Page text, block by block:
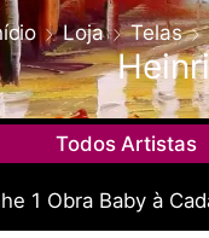
Loja Telas
Todos Artistas
1 Obra Baby à